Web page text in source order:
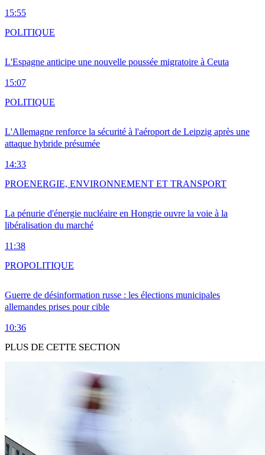
15:55
L'Espagne anticipe une nouvelle poussée migratoire à Ceuta
15:07
POLITIQUE
L'Allemagne renforce la sécurité à l'aéroport de Leipzig après une
attaque hybride présumée
14:33
POLITIQUE
La pénurie d'énergie nucléaire en Hongrie ouvre la voie à la
libéralisation du marché
11:38
PROENERGIE, ENVIRONNEMENT ET TRANSPORT
Guerre de désinformation russe : les élections municipales
allemandes prises pour cible
10:36
PROPOLITIQUE
PLUS DE CETTE SECTION